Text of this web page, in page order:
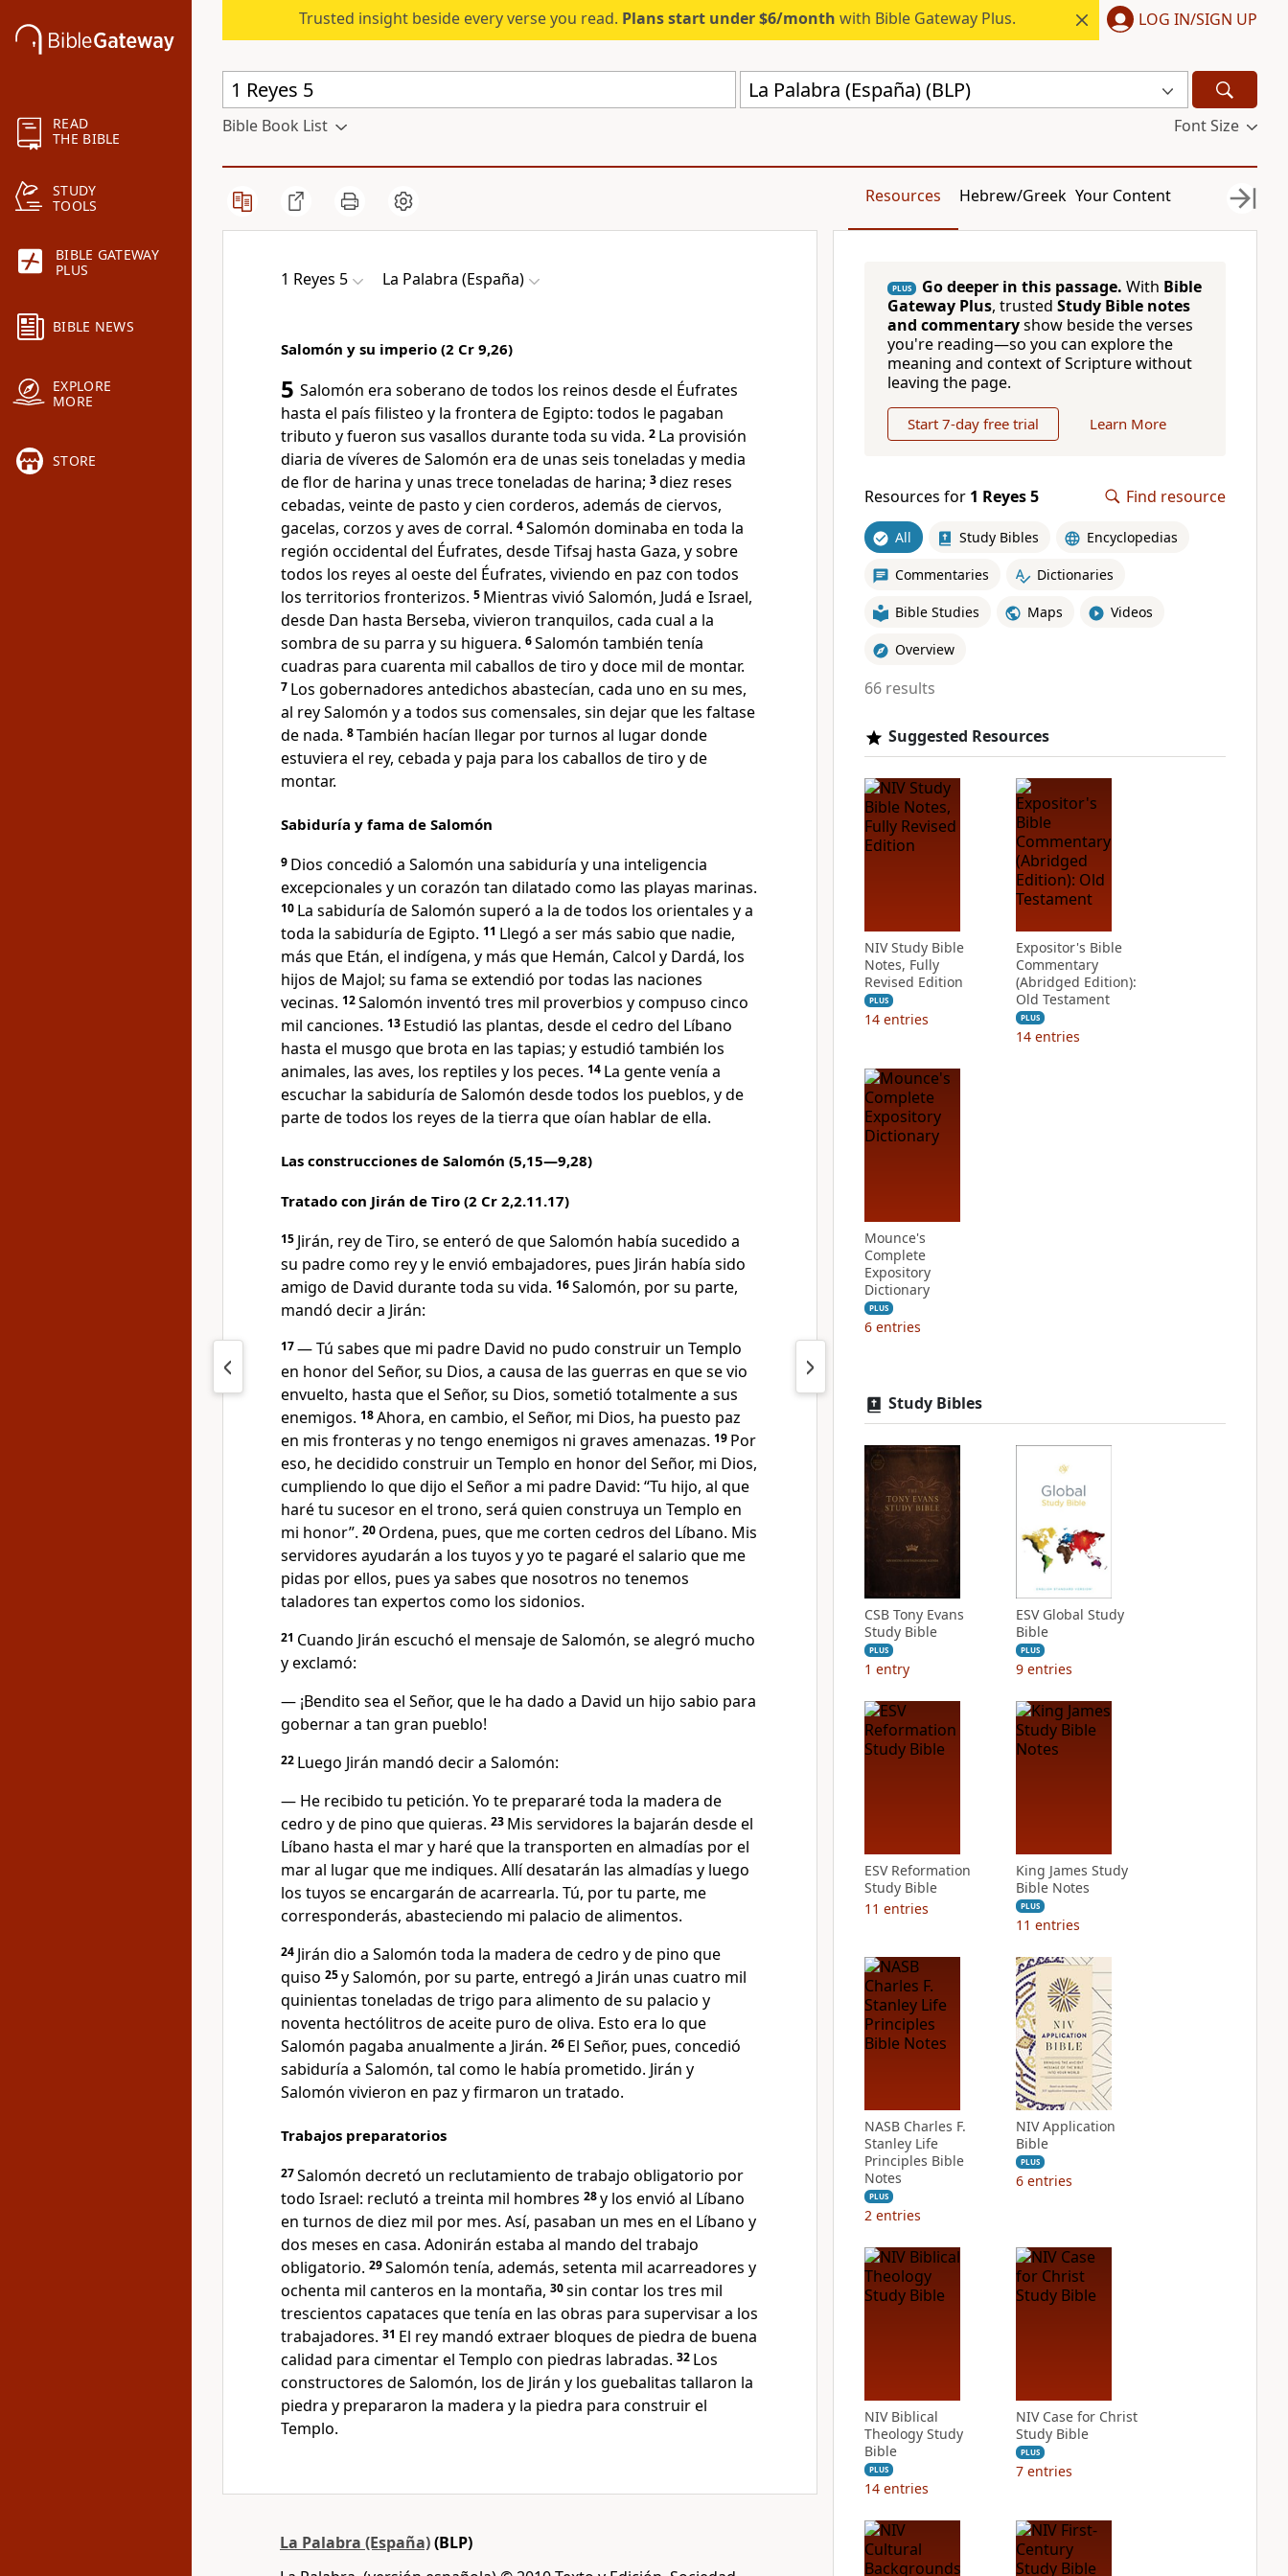
READ
THE BIBLE
STUDY
TOOLS
BIBLE GATEWAY
PLUS
BIBLE NEWS
EXPLORE
MORE
STORE
Trusted insight beside every verse you read. Plans start under $6/month with Bible Gateway Plus. LOG IN/SIGN UP
La Palabra (España) (BLP)
Bible Book List Font Size
Resources Hebrew/Greek Your Content
1 Reyes 5 La Palabra (España)
Salomón y su imperio (2 Cr 9,26)
5 Salomón era soberano de todos los reinos desde el Éufrates
hasta el país filisteo y la frontera de Egipto: todos le pagaban
tributo y fueron sus vasallos durante toda su vida. 2 La provisión
diaria de víveres de Salomón era de unas seis toneladas y media
de flor de harina y unas trece toneladas de harina; 3diez reses
cebadas, veinte de pasto y cien corderos, además de ciervos,
gacelas, corzos y aves de corral. 4Salomón dominaba en toda la
región occidental del Éufrates, desde Tifsaj hasta Gaza, y sobre
todos los reyes al oeste del Éufrates, viviendo en paz con todos
los territorios fronterizos. 5 Mientras vivió Salomón, Judá e Israel,
desde Dan hasta Berseba, vivieron tranquilos, cada cual a la
sombra de su parra y su higuera. 6Salomón también tenía
cuadras para cuarenta mil caballos de tiro y doce mil de montar.
7 Los gobernadores antedichos abastecían, cada uno en su mes,
al rey Salomón y a todos sus comensales, sin dejar que les faltase
de nada. 8También hacían llegar por turnos al lugar donde
estuviera el rey, cebada y paja para los caballos de tiro y de
montar.
Sabiduría y fama de Salomón
9 Dios concedió a Salomón una sabiduría y una inteligencia
excepcionales y un corazón tan dilatado como las playas marinas.
10 La sabiduría de Salomón superó a la de todos los orientales y a
toda la sabiduría de Egipto. 11 Llegó a ser más sabio que nadie,
más que Etán, el indígena, y más que Hemán, Calcol y Dardá, los
hijos de Majol; su fama se extendió por todas las naciones
vecinas. 12Salomón inventó tres mil proverbios y compuso cinco
mil canciones. 13 Estudió las plantas, desde el cedro del Líbano
hasta el musgo que brota en las tapias; y estudió también los
animales, las aves, los reptiles y los peces. 14 La gente venía a
escuchar la sabiduría de Salomón desde todos los pueblos, y de
parte de todos los reyes de la tierra que oían hablar de ella.
Las construcciones de Salomón (5,15—9,28)
Tratado con Jirán de Tiro (2 Cr 2,2.11.17)
15 Jirán, rey de Tiro, se enteró de que Salomón había sucedido a
su padre como rey y le envió embajadores, pues Jirán había sido
amigo de David durante toda su vida. 16Salomón, por su parte,
mandó decir a Jirán:
17— Tú sabes que mi padre David no pudo construir un Templo
en honor del Señor, su Dios, a causa de las guerras en que se vio
envuelto, hasta que el Señor, su Dios, sometió totalmente a sus
enemigos. 18Ahora, en cambio, el Señor, mi Dios, ha puesto paz
en mis fronteras y no tengo enemigos ni graves amenazas. 19 Por
eso, he decidido construir un Templo en honor del Señor, mi Dios,
cumpliendo lo que dijo el Señor a mi padre David: “Tu hijo, al que
haré tu sucesor en el trono, será quien construya un Templo en
mi honor”. 20 Ordena, pues, que me corten cedros del Líbano. Mis
servidores ayudarán a los tuyos y yo te pagaré el salario que me
pidas por ellos, pues ya sabes que nosotros no tenemos
taladores tan expertos como los sidonios.
21 Cuando Jirán escuchó el mensaje de Salomón, se alegró mucho
y exclamó:
— ¡Bendito sea el Señor, que le ha dado a David un hijo sabio para
gobernar a tan gran pueblo!
22 Luego Jirán mandó decir a Salomón:
— He recibido tu petición. Yo te prepararé toda la madera de
cedro y de pino que quieras. 23 Mis servidores la bajarán desde el
Líbano hasta el mar y haré que la transporten en almadías por el
mar al lugar que me indiques. Allí desatarán las almadías y luego
los tuyos se encargarán de acarrearla. Tú, por tu parte, me
corresponderás, abasteciendo mi palacio de alimentos.
24 Jirán dio a Salomón toda la madera de cedro y de pino que
quiso 25y Salomón, por su parte, entregó a Jirán unas cuatro mil
quinientas toneladas de trigo para alimento de su palacio y
noventa hectólitros de aceite puro de oliva. Esto era lo que
Salomón pagaba anualmente a Jirán. 26 El Señor, pues, concedió
sabiduría a Salomón, tal como le había prometido. Jirán y
Salomón vivieron en paz y firmaron un tratado.
Trabajos preparatorios
27Salomón decretó un reclutamiento de trabajo obligatorio por
todo Israel: reclutó a treinta mil hombres 28y los envió al Líbano
en turnos de diez mil por mes. Así, pasaban un mes en el Líbano y
dos meses en casa. Adonirán estaba al mando del trabajo
obligatorio. 29Salomón tenía, además, setenta mil acarreadores y
ochenta mil canteros en la montaña, 30sin contar los tres mil
trescientos capataces que tenía en las obras para supervisar a los
trabajadores. 31 El rey mandó extraer bloques de piedra de buena
calidad para cimentar el Templo con piedras labradas. 32 Los
constructores de Salomón, los de Jirán y los guebalitas tallaron la
piedra y prepararon la madera y la piedra para construir el
Templo.
La Palabra (España)(BLP)
PLUS Go deeper in this passage. With Bible
Gateway Plus, trusted Study Bible notes
and commentaryshow beside the verses
you're reading—so you can explore the
meaning and context of Scripture without
leaving the page.
Start 7-day free trial Learn More
Resources for 1 Reyes 5 Find resource
All Study Bibles Encyclopedias
Commentaries Dictionaries
Bible Studies Maps Videos
Overview
66 results
Suggested Resources
NIV Study Bible
Notes, Fully
Revised Edition
PLUS
14 entries
Expositor's Bible
Commentary
(Abridged Edition):
Old Testament
PLUS
14 entries
Mounce's
Complete
Expository
Dictionary
PLUS
6 entries
Study Bibles
CSB Tony Evans
Study Bible
PLUS
1 entry
ESV Global Study
Bible
PLUS
9 entries
ESV Reformation
Study Bible
11 entries
King James Study
Bible Notes
PLUS
11 entries
NASB Charles F.
Stanley Life
Principles Bible
Notes
PLUS
2 entries
NIV Application
Bible
PLUS
6 entries
NIV Biblical
Theology Study
Bible
PLUS
14 entries
NIV Case for Christ
Study Bible
PLUS
7 entries